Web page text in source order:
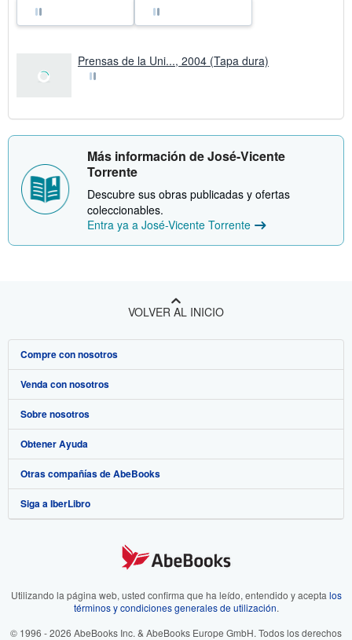
Prensas de la Uni..., 2004 (Tapa dura)
Más información de José-Vicente
Torrente
Descubre sus obras publicadas y ofertas
coleccionables.
Entra ya a José-Vicente Torrente
VOLVER AL INICIO
Compre con nosotros
Búsqueda avanzada
Colecciones
Mi cuenta
Mis pedidos
Ver carrito
Venda con nosotros
Comenzar a vender
Únase a nuestro programa de afiliados
Recomiende un vendedor
Sobre nosotros
Sobre IberLibro
Medios
Empleo
Preferencias de cookies
Aviso de cookies
Obtener Ayuda
Preguntas frecuentes y guías
Atención al Cliente
Otras compañías de AbeBooks
AbeBooks.com
AbeBooks.fr
Siga a IberLibro
Utilizando la página web, usted confirma que ha leído, entendido y acepta los
términos y condiciones generales de utilización.
© 1996 - 2026 AbeBooks Inc. & AbeBooks Europe GmbH. Todos los derechos